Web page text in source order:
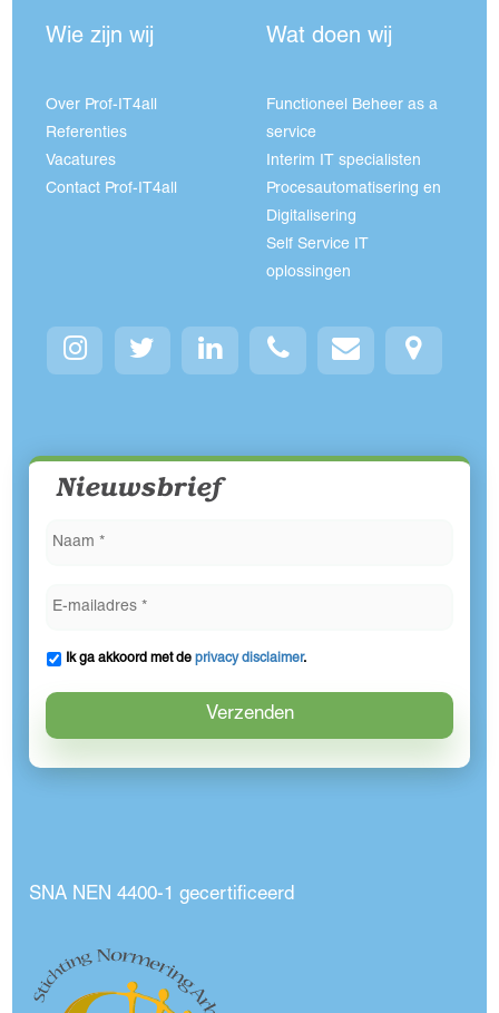
Wie zijn wij
Over Prof-IT4all
Referenties
Vacatures
Contact Prof-IT4all
Wat doen wij
Functioneel Beheer as a
service
Interim IT specialisten
Procesautomatisering en
Digitalisering
Self Service IT
oplossingen
Nieuwsbrief
Ik ga akkoord met deprivacy disclaimer.
SNA NEN 4400-1 gecertificeerd